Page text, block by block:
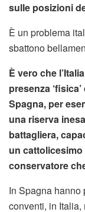
sulle posizioni
È un problema
sbattono
È vero che
presenza
Spagna, per
una riserva
battagliera,
un
conservatore
In Spagna hanno
conventi, in